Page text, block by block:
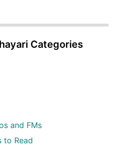
Categories
and FMs
to Read